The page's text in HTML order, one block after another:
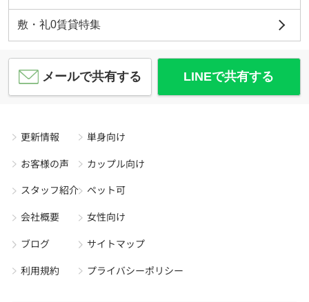
敷・礼0賃貸特集
メールで共有する LINEで共有する
更新情報
お客様の声
スタッフ紹介
会社概要
ブログ
利用規約
単身向け
カップル向け
ペット可
女性向け
サイトマップ
プライバシーポリシー